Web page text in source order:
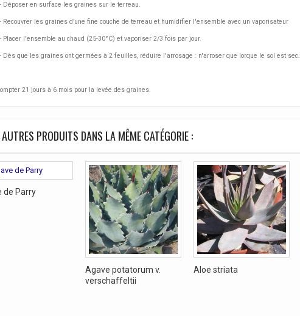
Déposer en surface les graines sur le terreau.
Recouvrer les graines d’une fine couche de terreau et humidifier l'ensemble avec un vaporisateur
Placer l'ensemble au chaud (25-30°C) et vaporiser 2/3 fois par jour.
Dès que les graines ont germées à 2 feuilles, réduire l'arrosage : n'arroser que lorque le sol est sec.
21 jours à 6 mois pour la levée des graines.
PRODUITS DANS LA MÊME CATÉGORIE :
de Parry
Agave potatorum v.
verschaffeltii
Aloe striata